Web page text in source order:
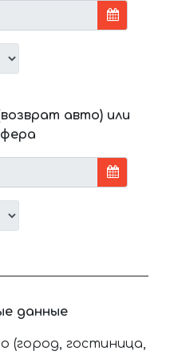
авто) или
данные
(город, гостиница,